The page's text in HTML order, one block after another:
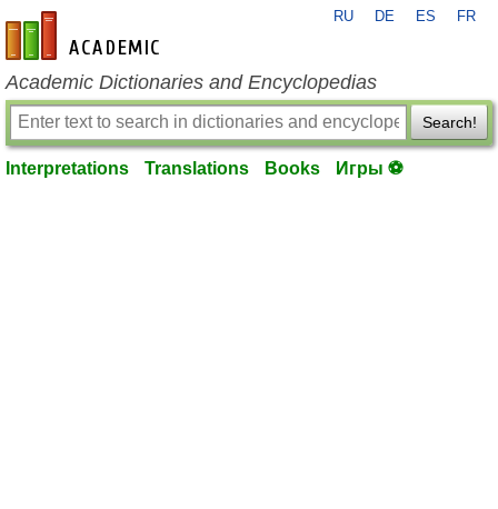
en-academic.com
RU DE ES FR
Academic Dictionaries and Encyclopedias
Search!
Interpretations Translations Books Игры ⚽